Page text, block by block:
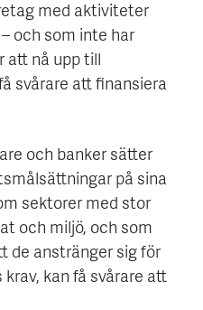
med aktiviteter
och som inte har
att nå upp till
svårare att finansiera
och banker sätter
på sina
sektorer med stor
och miljö, och som
de anstränger sig för
kan få svårare att